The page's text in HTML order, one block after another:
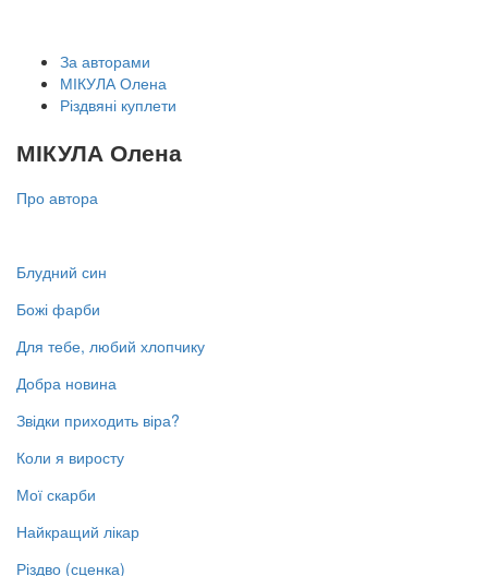
За авторами
МІКУЛА Олена
Різдвяні куплети
МІКУЛА Олена
Про автора
Блудний син
Божі фарби
Для тебе, любий хлопчику
Добра новина
Звідки приходить віра?
Коли я виросту
Мої скарби
Найкращий лікар
Різдво (сценка)